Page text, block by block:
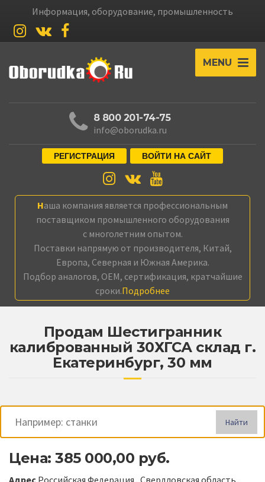
Информация, оборудование, промышленность
MENU
8 800 201-74-75
info@oborudka.ru
РЕГИСТРАЦИЯ ВОЙТИ НА САЙТ
Наша компания является профессиональным
поставщиком промышленного оборудования
с многолетним опытом.
Поставки напрямую от производителя, Китай,
Европа, Северная и Южная Америка.
Подбор аналогов, OEM, сертификация, кратчайшие
сроки.Подробнее
Продам Шестигранник
калиброванный 30ХГСА склад г.
Екатеринбург, 30 мм
Найти
Цена: 385 000,00 руб.
Адрес Российская Федерация , Свердловская область ,